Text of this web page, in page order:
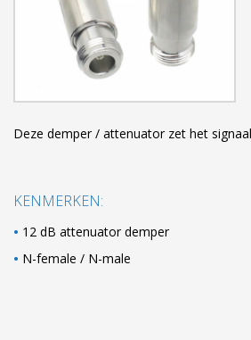
Deze demper / attenuator zet het
KENMERKEN:
12 dB attenuator demper
N-female / N-male